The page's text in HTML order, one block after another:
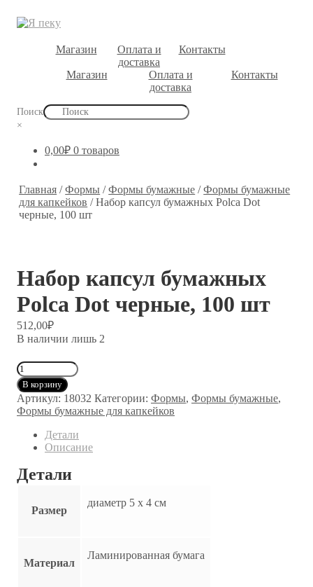
Магазин
Оплата и
доставка
Контакты
Магазин
Оплата и
доставка
Контакты
Поиск
×
0,00₽ 0 товаров
Главная /Формы /Формы бумажные /Формы бумажные
для капкейков /Набор капсул бумажных Polca Dot
черные, 100 шт
Набор капсул бумажных
Polca Dot черные, 100 шт
512,00₽
В наличии лишь 2
Количество
товара
Набор
капсул
бумажных
черные,
100
шт
В корзину
Артикул: 18032 Категории: Формы, Формы бумажные,
Формы бумажные для капкейков
Детали
Описание
Детали
Размер
диаметр 5 х 4 см
Материал
Ламинированная бумага